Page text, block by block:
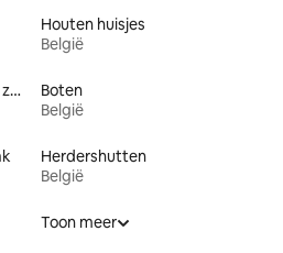
Houten huisjes
België
Accommodaties met een zwembad
Boten
België
Herdershutten
België
Toon meer